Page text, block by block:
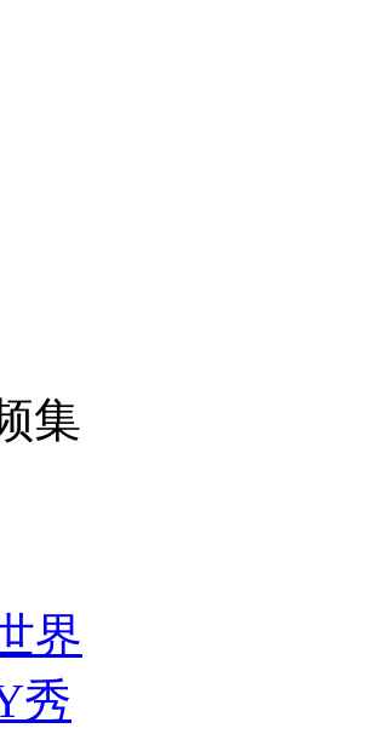
殴打老人 痛下狠手拳打脚踢
全 医生回应
权政治霸凌主义
集
界
秀